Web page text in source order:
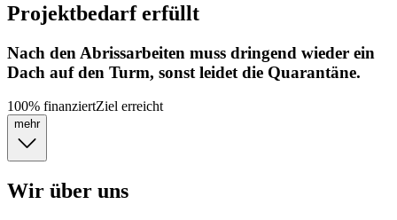
Projektbedarf erfüllt
Nach den Abrissarbeiten muss dringend wieder ein
Dach auf den Turm, sonst leidet die Quarantäne.
100% finanziertZiel erreicht
mehr
Wir über uns